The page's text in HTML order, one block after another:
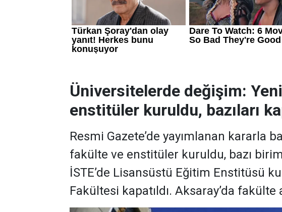
Üniversitelerde değişim:
enstitüler kuruldu, bazıları
Resmi Gazete’de yayımlanan kararla
fakülte ve enstitüler kuruldu, bazı
İSTE’de Lisansüstü Eğitim Enstitüsü
Fakültesi kapatıldı. Aksaray’da fakülte